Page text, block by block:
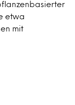
etwa
mit